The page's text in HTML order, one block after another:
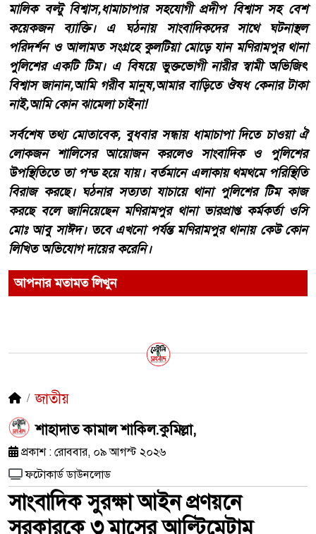
মালিক বল্টু বিশ্বাস,ধামাচাপার সহযোগী প্রদীপ বিশ্বাস সহ বেশ
কয়েকজন ব্যাক্তি। এ ঘঠনায় সাংবাদিকদের সাথে ঘটনাস্থল
পরিদর্শন ও আলামত সংগ্রহে কুলটিয়া মোড়ে যান মণিরামপুর থানা
পুলিশের একটি টিম। এ বিষয়ে ভুক্তভোগী নারীর স্বামী অভিজিৎ
বিশ্বাস জানান,আমি গরীব মানুষ,আমার বাড়িতে ঔষধ কেনার টাকা
নাই,আমি কোন ঝামেলা চাইনা!
‎সর্বশেষ তথ্য মোতাবেক, বুধবার সন্ধায় ধামাচাপা দিতে চাওয়া ঐ
লোকজন শালিসের আয়োজন করলেও সাংবাদিক ও পুলিশের
উপস্থিতিতে তা পন্ড হয়ে যায়। বর্তমানে এলাকায় থমথমে পরিস্থিতি
বিরাজ করছে। ঘঠনার সত্যতা যাচায়ে থানা পুলিশের টিম কাজ
করছে বলে জানিয়েছেন মণিরামপুর থানা ভারপ্রাপ্ত কর্মকর্তা ওসি
মোঃ আবু সাঈদ। তবে এখনো পর্যন্ত মণিরামপুর থানায় কেউ কোন
লিখিত অভিযোগ দায়ের করেনি।
আপনার মতামত লিখুন
জাতীয়
শাহাদাত কামাল শাকিল.কুমিল্লা,
প্রকাশ : রোববার, ০৯ আগস্ট ২০২৬
ফটোকার্ড ডাউনলোড
সাংবাদিক সুরক্ষা আইন প্রণয়নে
সরকারকে ৩ মাসের আল্টিমেটাম